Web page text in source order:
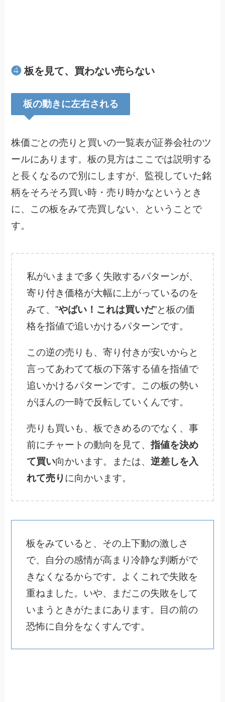
❹ 板を見て、買わない売らない
板の動きに左右される
株価ごとの売りと買いの一覧表が証券会社のツ
ールにあります。板の見方はここでは説明する
と長くなるので別にしますが、監視していた銘
柄をそろそろ買い時・売り時かなというとき
に、この板をみて売買しない、ということで
す。
私がいままで多く失敗するパターンが、
寄り付き価格が大幅に上がっているのを
みて、”やばい！これは買いだ”と板の価
格を指値で追いかけるパターンです。
この逆の売りも、寄り付きが安いからと
言ってあわてて板の下落する値を指値で
追いかけるパターンです。この板の勢い
がほんの一時で反転していくんです。
売りも買いも、板できめるのでなく、事
前にチャートの動向を見て、指値を決め
て買い向かいます。または、 逆差しを入
れて売り に向かいます。
板をみていると、その上下動の激しさ
で、自分の感情が高まり冷静な判断がで
きなくなるからです。よくこれで失敗を
重ねました。いや、まだこの失敗をして
いまうときがたまにあります。目の前の
恐怖に自分をなくすんです。